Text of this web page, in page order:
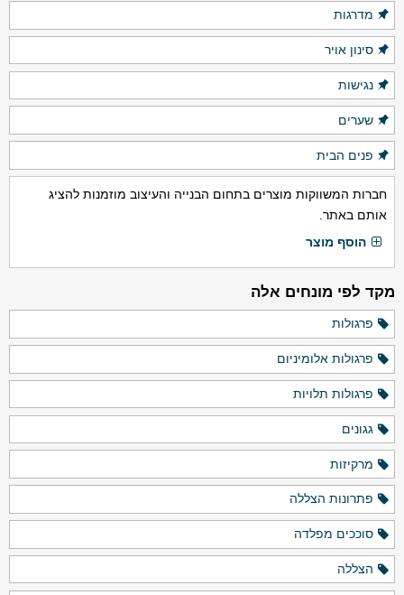
מדרגות
סינון אויר
נגישות
שערים
פנים הבית
חברות המשווקות מוצרים בתחום הבנייה והעיצוב מוזמנות להציג
אותם באתר.
הוסף מוצר
מקד לפי מונחים אלה
פרגולות
פרגולות אלומיניום
פרגולות תלויות
גגונים
מרקיזות
פתרונות הצללה
סוככים מפלדה
הצללה